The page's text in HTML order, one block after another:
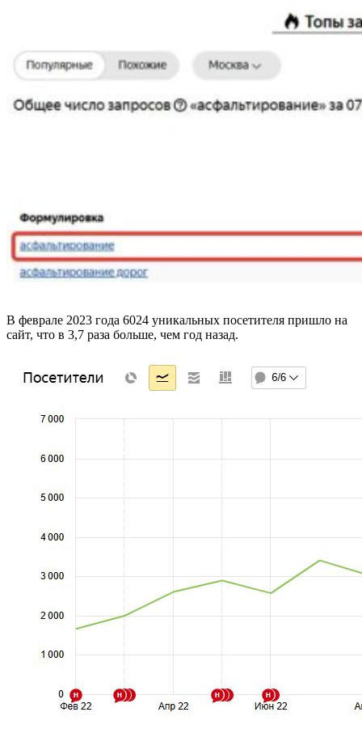
В феврале 2023 года 6024 уникальных посетителя пришло на
сайт, что в 3,7 раза больше, чем год назад.